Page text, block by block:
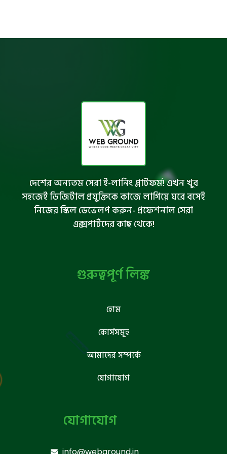
দেশের অন্যতম সেরা ই-লার্নিং প্লাটফর্ম! এখন খুব
সহজেই ডিজিটাল প্রযুক্তিকে কাজে লাগিয়ে ঘরে বসেই
নিজের স্কিল ডেভেলপ করুন- প্রফেশনাল সেরা
এক্সপার্টদের কাছ থেকে!
গুরুত্বপূর্ণ লিঙ্ক
হোম
কোর্সসমূহ
আমাদের সম্পর্কে
যোগাযোগ
যোগাযোগ